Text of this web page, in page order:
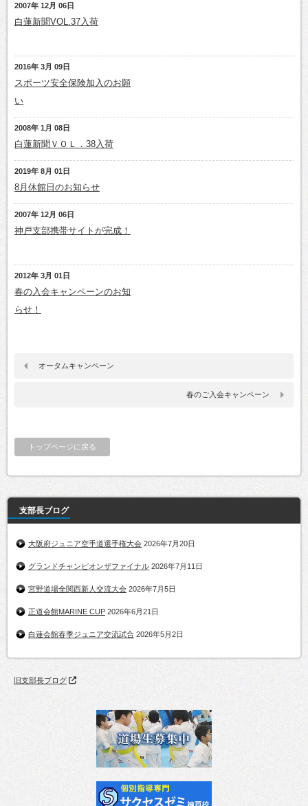
2007年 12月 06日
白蓮新聞VOL.37入荷
2016年 3月 09日
スポーツ安全保険加入のお願
い
2008年 1月 08日
白蓮新聞ＶＯＬ．38入荷
2019年 8月 01日
8月休館日のお知らせ
2007年 12月 06日
神戸支部携帯サイトが完成！
2012年 3月 01日
春の入会キャンペーンのお知
らせ！
オータムキャンペーン
春のご入会キャンペーン
トップページに戻る
支部長ブログ
大阪府ジュニア空手道選手権大会 2026年7月20日
グランドチャンピオンザファイナル 2026年7月11日
宮野道場全関西新人交流大会 2026年7月5日
正道会館MARINE CUP 2026年6月21日
白蓮会館春季ジュニア交流試合 2026年5月2日
旧支部長ブログ